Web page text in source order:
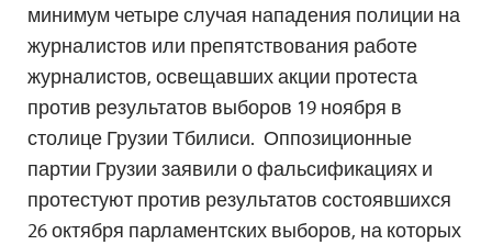
минимум четыре случая нападения полиции на
журналистов или препятствования работе
журналистов, освещавших акции протеста
против результатов выборов 19 ноября в
столице Грузии Тбилиси. Оппозиционные
партии Грузии заявили о фальсификациях и
протестуют против результатов состоявшихся
26 октября парламентских выборов, на которых